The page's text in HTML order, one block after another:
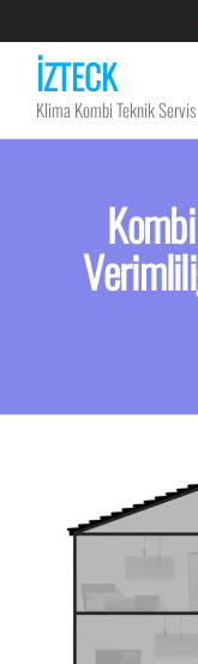
İZTECK
Klima Kombi Teknik Servis